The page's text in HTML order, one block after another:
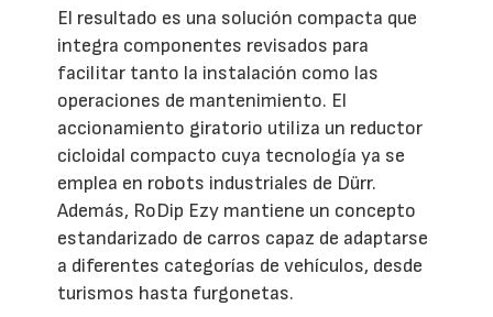
El resultado es una solución compacta que
integra componentes revisados para
facilitar tanto la instalación como las
operaciones de mantenimiento. El
accionamiento giratorio utiliza un reductor
cicloidal compacto cuya tecnología ya se
emplea en robots industriales de Dürr.
Además, RoDip Ezy mantiene un concepto
estandarizado de carros capaz de adaptarse
a diferentes categorías de vehículos, desde
turismos hasta furgonetas.